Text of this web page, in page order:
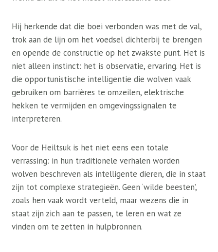
Hij herkende dat die boei verbonden was met de val,
trok aan de lijn om het voedsel dichterbij te brengen
en opende de constructie op het zwakste punt. Het is
niet alleen instinct: het is observatie, ervaring. Het is
die opportunistische intelligentie die wolven vaak
gebruiken om barrières te omzeilen, elektrische
hekken te vermijden en omgevingssignalen te
interpreteren.
Voor de Heiltsuk is het niet eens een totale
verrassing: in hun traditionele verhalen worden
wolven beschreven als intelligente dieren, die in staat
zijn tot complexe strategieën. Geen ‘wilde beesten’,
zoals hen vaak wordt verteld, maar wezens die in
staat zijn zich aan te passen, te leren en wat ze
vinden om te zetten in hulpbronnen.